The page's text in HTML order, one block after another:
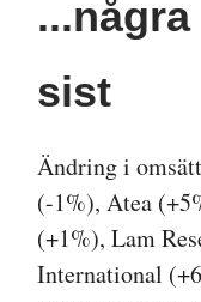
sist
Ändring i
(-1%), Atea
(+1%), Lam
International